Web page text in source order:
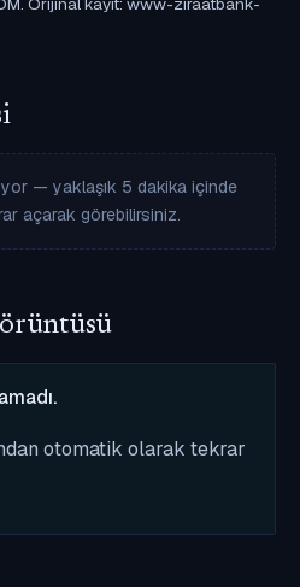
— yaklaşık 5 dakika içinde
açarak görebilirsiniz.
otomatik olarak tekrar